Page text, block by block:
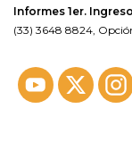
Informes 1er. Ingreso
(33) 3648 8824,